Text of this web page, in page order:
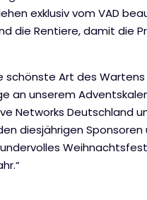
exklusiv vom VAD
die Rentiere, damit die
schönste Art des
an unserem
Networks Deutschland
diesjährigen